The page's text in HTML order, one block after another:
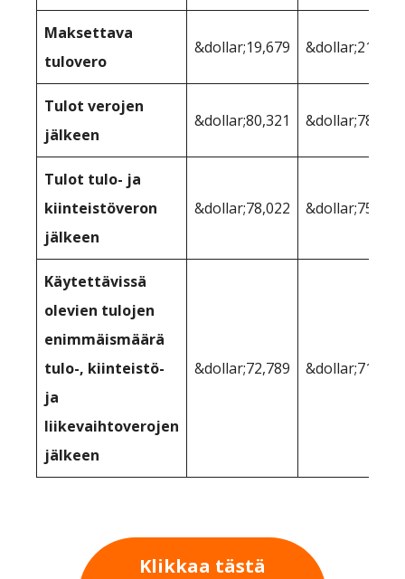
Maksettava
tulovero
&dollar;19,679 &dollar;21,996
Tulot verojen
jälkeen
&dollar;80,321 &dollar;78,004
Tulot tulo- ja
kiinteistöveron
jälkeen
&dollar;78,022 &dollar;75,104
Käytettävissä
olevien tulojen
enimmäismäärä
tulo-, kiinteistö-
ja
liikevaihtoverojen
jälkeen
&dollar;72,789 &dollar;71,911
Klikkaa tästä